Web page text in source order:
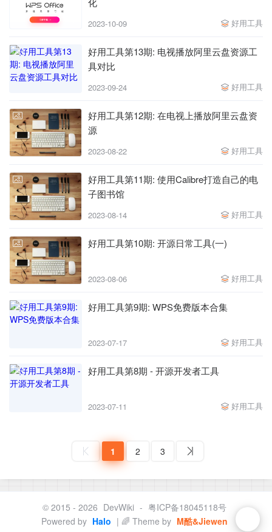
2023-10-09 好用工具
好用工具第13期: 电视播放阿里云盘资源工
具对比
2023-09-24 好用工具
好用工具第12期: 在电视上播放阿里云盘资
源
2023-08-22 好用工具
好用工具第11期: 使用Calibre打造自己的电
子图书馆
2023-08-14 好用工具
好用工具第10期: 开源日常工具(一)
2023-08-06 好用工具
好用工具第9期: WPS免费版本合集
2023-07-17 好用工具
好用工具第8期 - 开源开发者工具
2023-07-11 好用工具
1 2 3
© 2015 - 2026 DevWiki - 粤ICP备18045118号
Powered by Halo | 🌈 Theme by M酷&Jiewen